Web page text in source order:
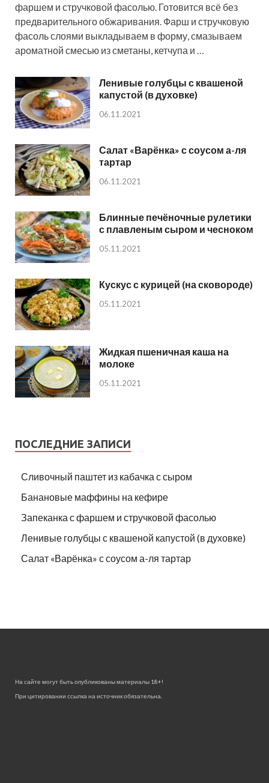
фаршем и стручковой фасолью. Готовится всё без
предварительного обжаривания. Фарш и стручковую
фасоль слоями выкладываем в форму, смазываем
ароматной смесью из сметаны, кетчупа и …
Ленивые голубцы с квашеной
капустой (в духовке)
06.11.2021
Салат «Варёнка» с соусом а-ля
тартар
06.11.2021
Блинные печёночные рулетики
с плавленым сыром и чесноком
05.11.2021
Кускус с курицей (на сковороде)
05.11.2021
Жидкая пшеничная каша на
молоке
05.11.2021
ПОСЛЕДНИЕ ЗАПИСИ
Сливочный паштет из кабачка с сыром
Банановые маффины на кефире
Запеканка с фаршем и стручковой фасолью
Ленивые голубцы с квашеной капустой (в духовке)
Салат «Варёнка» с соусом а-ля тартар
На сайте могут быть опубликованы материалы 18+!
При цитировании ссылка на источник обязательна.